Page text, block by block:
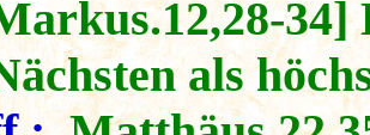
34]
als